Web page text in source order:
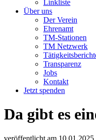
Linkliste
Über uns
Der Verein
Ehrenamt
TM-Stationen
TM Netzwerk
Transparenz
Jobs
Kontakt
Jetzt spenden
Da gibt es
veröffentlicht am 10.01.2025